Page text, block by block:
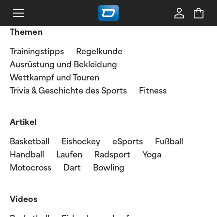
Themen
Trainingstipps
Regelkunde
Ausrüstung und Bekleidung
Wettkampf und Touren
Trivia & Geschichte des Sports
Fitness
Artikel
Basketball Eishockey eSports
Fußball
Handball
Laufen Radsport
Yoga
Motocross
Dart Bowling
Videos